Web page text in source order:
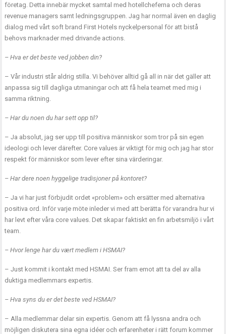
företag. Detta innebär mycket samtal med hotellcheferna och deras
revenue managers samt ledningsgruppen. Jag har normal även en daglig
dialog med vårt soft brand First Hotels nyckelpersonal för att bistå
behovs marknader med drivande actions.
– Hva er det beste ved jobben din?
– Vår industri står aldrig stilla. Vi behöver alltid gå all in när det gäller att
anpassa sig till dagliga utmaningar och att få hela teamet med mig i
samma riktning.
– Har du noen du har sett opp til?
– Ja absolut, jag ser upp till positiva människor som tror på sin egen
ideologi och lever därefter. Core values är viktigt för mig och jag har stor
respekt för människor som lever efter sina värderingar.
– Har dere noen hyggelige tradisjoner på kontoret?
– Ja vi har just förbjudit ordet «problem» och ersätter med alternativa
positiva ord. Inför varje möte inleder vi med att berätta för varandra hur vi
har levt efter våra core values. Det skapar faktiskt en fin arbetsmiljö i vårt
team.
– Hvor lenge har du vært medlem i HSMAI?
– Just kommit i kontakt med HSMAI. Ser fram emot att ta del av alla
duktiga medlemmars expertis.
– Hva syns du er det beste ved HSMAI?
– Alla medlemmar delar sin expertis. Genom att få lyssna andra och
möjligen diskutera sina egna idéer och erfarenheter i rätt forum kommer